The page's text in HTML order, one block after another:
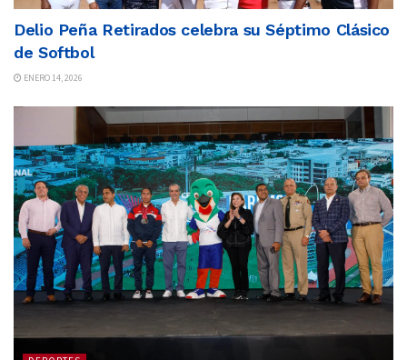
Delio Peña Retirados celebra su Séptimo Clásico
de Softbol
ENERO 14, 2026